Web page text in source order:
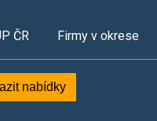
ČR Firmy v okrese
nabídky